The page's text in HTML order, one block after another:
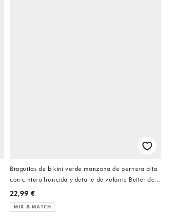
Braguitas de bikini verde manzana de pernera alta
con cintura fruncida y detalle de volante Butter de
ASOS DESIGN
22,99 €
MIX & MATCH